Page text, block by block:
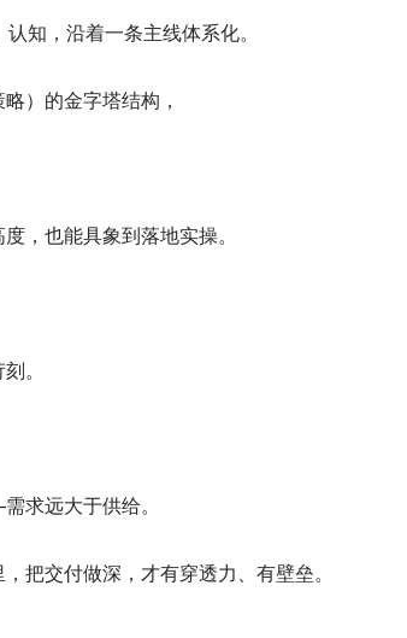
知，沿着一条主线体系化。
）的金字塔结构，
，也能具象到落地实操。
。
求远大于供给。
把交付做深，才有穿透力、有壁垒。